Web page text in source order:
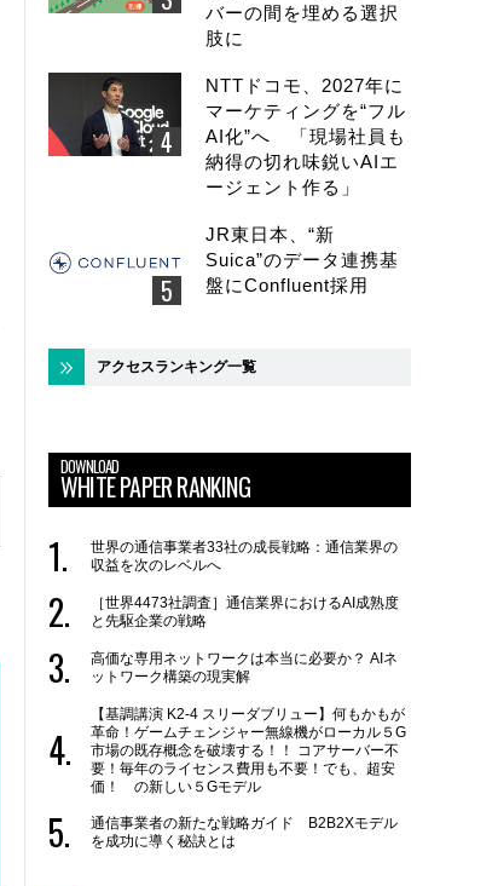
バーの間を埋める選択
肢に
NTTドコモ、2027年に
マーケティングを“フル
AI化”へ 「現場社員も
納得の切れ味鋭いAIエ
ージェント作る」
JR東日本、“新
Suica”のデータ連携基
盤にConfluent採用
アクセスランキング一覧
DOWNLOAD
WHITE PAPER RANKING
世界の通信事業者33社の成長戦略：通信業界の
収益を次のレベルへ
［世界4473社調査］通信業界におけるAI成熟度
と先駆企業の戦略
高価な専用ネットワークは本当に必要か？ AIネ
ットワーク構築の現実解
【基調講演 K2-4 スリーダブリュー】何もかもが
革命！ゲームチェンジャー無線機がローカル５G
市場の既存概念を破壊する！！ コアサーバー不
要！毎年のライセンス費用も不要！でも、超安
価！ の新しい５Gモデル
通信事業者の新たな戦略ガイド B2B2Xモデル
を成功に導く秘訣とは